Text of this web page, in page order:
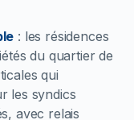
: les résidences
du quartier de
qui
les syndics
avec relais